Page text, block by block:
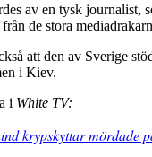
av en tysk journalist,
de stora
att den av Sverige
i Kiev.
i White TV:
krypskyttar mördade